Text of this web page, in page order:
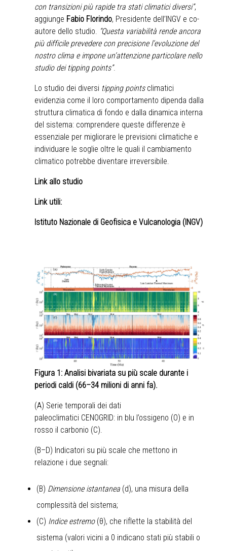
con transizioni più rapide tra stati climatici diversi”,
aggiunge Fabio Florindo, Presidente dell’INGV e co-
autore dello studio.
“Questa variabilità rende ancora
più difficile prevedere con precisione l’evoluzione del
nostro clima e impone un’attenzione particolare nello
studio dei tipping points”.
Lo studio dei diversi tipping pointsclimatici
evidenzia come il loro comportamento dipenda dalla
struttura climatica di fondo e dalla dinamica interna
del sistema: comprendere queste differenze è
essenziale per migliorare le previsioni climatiche e
individuare le soglie oltre le quali il cambiamento
climatico potrebbe diventare irreversibile.
Link allo studio
Link utili:
Istituto Nazionale di Geofisica e Vulcanologia (INGV)
Figura 1: Analisi bivariata su più scale durante i
periodi caldi (66–34 milioni di anni fa).
(A) Serie temporali dei dati
paleoclimatici CENOGRID: in blu l’ossigeno (O) e in
rosso il carbonio (C).
(B–D) Indicatori su più scale che mettono in
relazione i due segnali:
(B) Dimensione istantanea (d), una misura della
complessità del sistema;
(C) Indice estremo(θ), che riflette la stabilità del
sistema (valori vicini a 0 indicano stati più stabili o